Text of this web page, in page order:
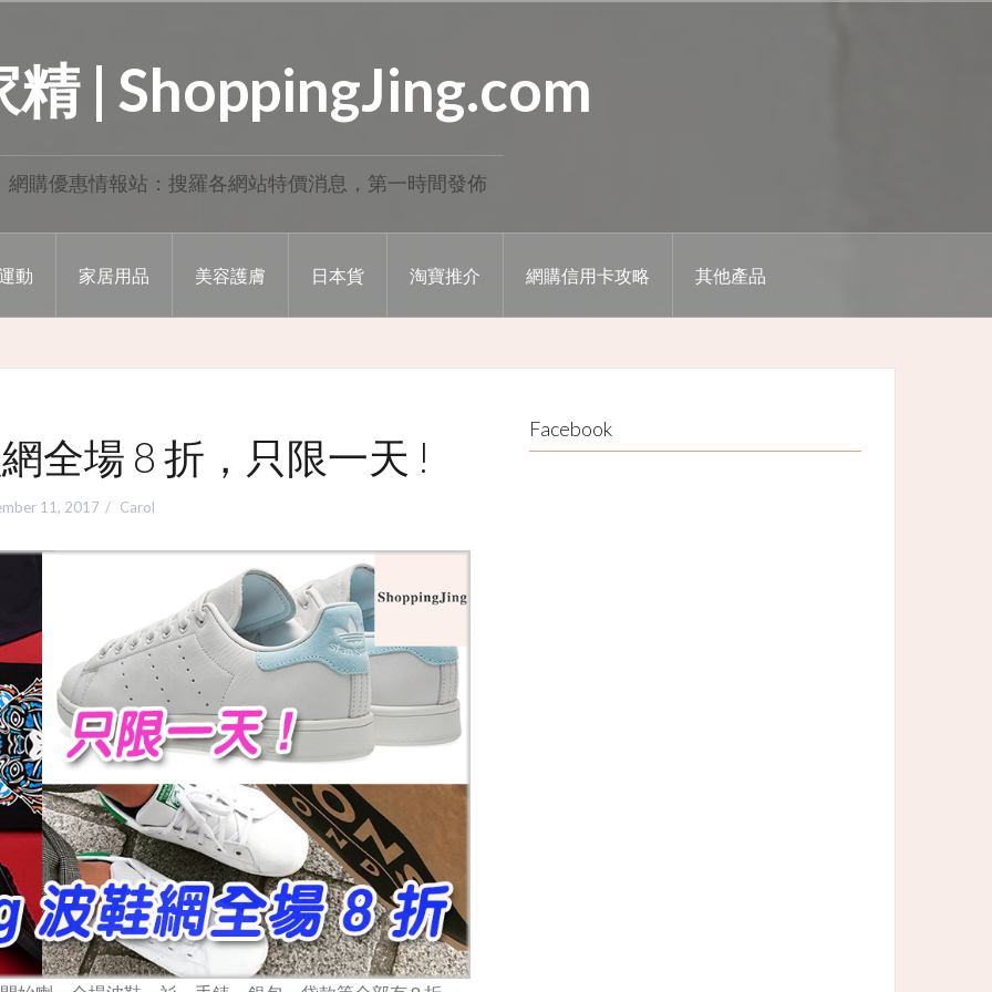
精 | ShoppingJing.com
網購優惠情報站：搜羅各網站特價消息，第一時間發佈
動 家居用品 美容護膚 日本貨 淘寶推介 網購信用卡攻略 其他產品
全場 8 折，只限一天 !
11, 2017 Carol
Facebook